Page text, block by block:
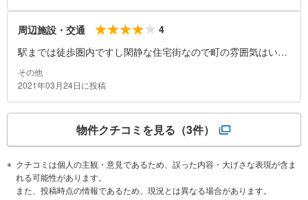
周辺施設・交通
4
駅までは徒歩圏内ですし閑静な住宅街なので町の雰囲気はいい
です。
その他
2021年03月24日に投稿
物件クチコミを見る （3件）
クチコミは個人の主観・意見であるため、誤った内容・大げさな表現が含ま
れる可能性があります。
また、投稿時点の情報であるため、現況とは異なる場合があります。